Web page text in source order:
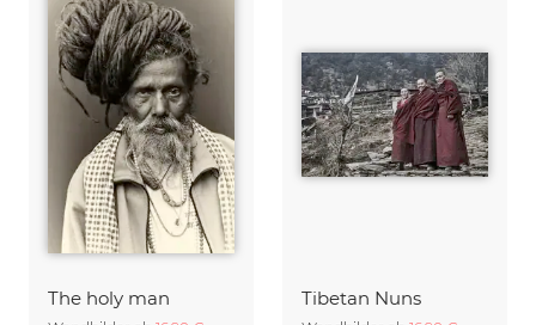
The holy man Tibetan Nuns